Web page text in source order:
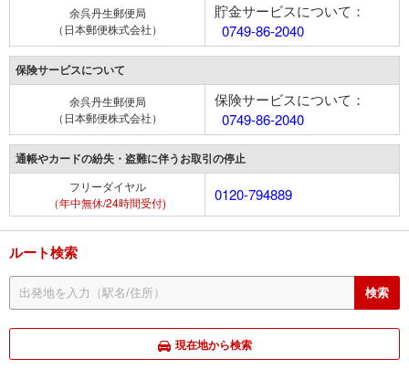
余呉丹生郵便局
（日本郵便株式会社）
貯金サービスについて：
0749-86-2040
保険サービスについて
余呉丹生郵便局
（日本郵便株式会社）
保険サービスについて：
0749-86-2040
通帳やカードの紛失・盗難に伴うお取引の停止
フリーダイヤル
（年中無休/24時間受付)
0120-794889
ルート検索
現在地から検索